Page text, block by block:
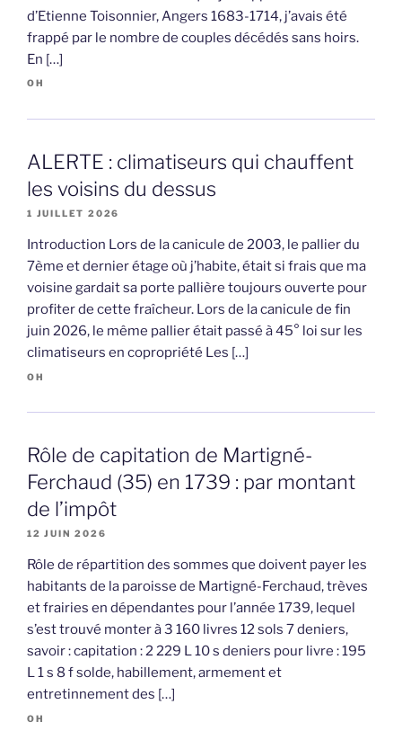
d’Etienne Toisonnier, Angers 1683-1714, j’avais été
frappé par le nombre de couples décédés sans hoirs.
En […]
OH
ALERTE : climatiseurs qui chauffent
les voisins du dessus
1 JUILLET 2026
Introduction Lors de la canicule de 2003, le pallier du
7ème et dernier étage où j’habite, était si frais que ma
voisine gardait sa porte pallière toujours ouverte pour
profiter de cette fraîcheur. Lors de la canicule de fin
juin 2026, le même pallier était passé à 45° loi sur les
climatiseurs en copropriété Les […]
OH
Rôle de capitation de Martigné-
Ferchaud (35) en 1739 : par montant
de l’impôt
12 JUIN 2026
Rôle de répartition des sommes que doivent payer les
habitants de la paroisse de Martigné-Ferchaud, trèves
et frairies en dépendantes pour l’année 1739, lequel
s’est trouvé monter à 3 160 livres 12 sols 7 deniers,
savoir : capitation : 2 229 L 10 s deniers pour livre : 195
L 1 s 8 f solde, habillement, armement et
entretinnement des […]
OH